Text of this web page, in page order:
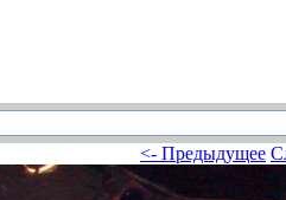
<- Предыдущее